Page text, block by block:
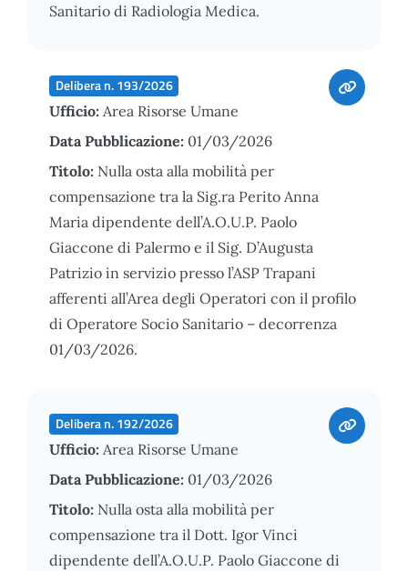
Sanitario di Radiologia Medica.
Delibera n. 193/2026
Ufficio: Area Risorse Umane
Data Pubblicazione: 01/03/2026
Titolo: Nulla osta alla mobilità per
compensazione tra la Sig.ra Perito Anna
Maria dipendente dell’A.O.U.P. Paolo
Giaccone di Palermo e il Sig. D’Augusta
Patrizio in servizio presso l’ASP Trapani
afferenti all’Area degli Operatori con il profilo
di Operatore Socio Sanitario – decorrenza
01/03/2026.
Delibera n. 192/2026
Ufficio: Area Risorse Umane
Data Pubblicazione: 01/03/2026
Titolo: Nulla osta alla mobilità per
compensazione tra il Dott. Igor Vinci
dipendente dell’A.O.U.P. Paolo Giaccone di